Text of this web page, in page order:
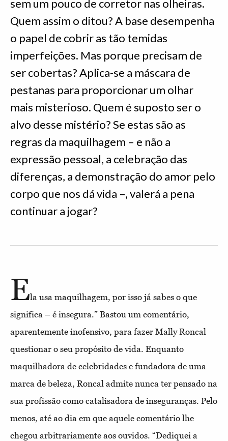
sem um pouco de corretor nas olheiras.
Quem assim o ditou? A base desempenha
o papel de cobrir as tão temidas
imperfeições. Mas porque precisam de
ser cobertas? Aplica-se a máscara de
pestanas para proporcionar um olhar
mais misterioso. Quem é suposto ser o
alvo desse mistério? Se estas são as
regras da maquilhagem – e não a
expressão pessoal, a celebração das
diferenças, a demonstração do amor pelo
corpo que nos dá vida –, valerá a pena
continuar a jogar?
Ela usa maquilhagem, por isso já sabes o que
significa – é insegura.” Bastou um comentário,
aparentemente inofensivo, para fazer Mally Roncal
questionar o seu propósito de vida. Enquanto
maquilhadora de celebridades e fundadora de uma
marca de beleza, Roncal admite nunca ter pensado na
sua profissão como catalisadora de inseguranças. Pelo
menos, até ao dia em que aquele comentário lhe
chegou arbitrariamente aos ouvidos. “Dediquei a